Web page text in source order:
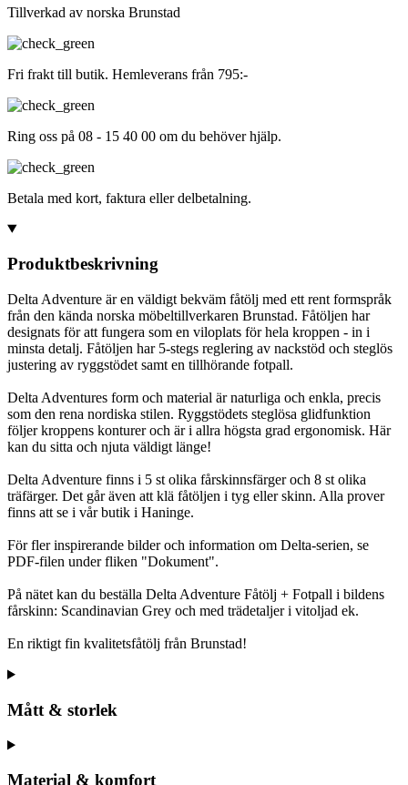
Tillverkad av norska Brunstad
Fri frakt till butik. Hemleverans från 795:-
Ring oss på 08 - 15 40 00 om du behöver hjälp.
Betala med kort, faktura eller delbetalning.
Produktbeskrivning
Delta Adventure är en väldigt bekväm fåtölj med ett rent formspråk
från den kända norska möbeltillverkaren Brunstad. Fåtöljen har
designats för att fungera som en viloplats för hela kroppen - in i
minsta detalj. Fåtöljen har 5-stegs reglering av nackstöd och steglös
justering av ryggstödet samt en tillhörande fotpall.
Delta Adventures form och material är naturliga och enkla, precis
som den rena nordiska stilen. Ryggstödets steglösa glidfunktion
följer kroppens konturer och är i allra högsta grad ergonomisk. Här
kan du sitta och njuta väldigt länge!
Delta Adventure finns i 5 st olika fårskinnsfärger och 8 st olika
träfärger. Det går även att klä fåtöljen i tyg eller skinn. Alla prover
finns att se i vår butik i Haninge.
För fler inspirerande bilder och information om Delta-serien, se
PDF-filen under fliken "Dokument".
På nätet kan du beställa Delta Adventure Fåtölj + Fotpall i bildens
fårskinn: Scandinavian Grey och med trädetaljer i vitoljad ek.
En riktigt fin kvalitetsfåtölj från Brunstad!
Mått & storlek
Material & komfort